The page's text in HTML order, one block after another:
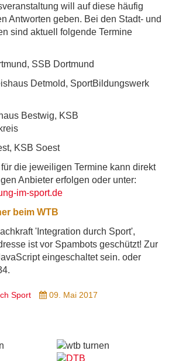
will auf diese häufig
Antworten geben. Bei den Stadt- und
sind aktuell folgende Termine
SSB Dortmund
Detmold, SportBildungswerk
Bestwig, KSB
KSB Soest
die jeweiligen Termine kann direkt
Anbieter erfolgen oder unter:
im-sport.de
beim WTB
'Integration durch Sport',
ist vor Spambots geschützt! Zur
eingeschaltet sein. oder
Sport 09. Mai 2017